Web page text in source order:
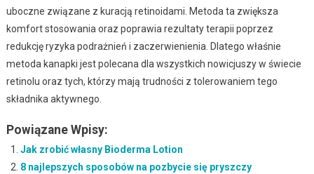
uboczne związane z kuracją retinoidami. Metoda ta zwiększa
komfort stosowania oraz poprawia rezultaty terapii poprzez
redukcję ryzyka podrażnień i zaczerwienienia. Dlatego właśnie
metoda kanapki jest polecana dla wszystkich nowicjuszy w świecie
retinolu oraz tych, którzy mają trudności z tolerowaniem tego
składnika aktywnego.
Powiązane Wpisy:
Jak zrobić własny Bioderma Lotion
8 najlepszych sposobów na pozbycie się pryszczy